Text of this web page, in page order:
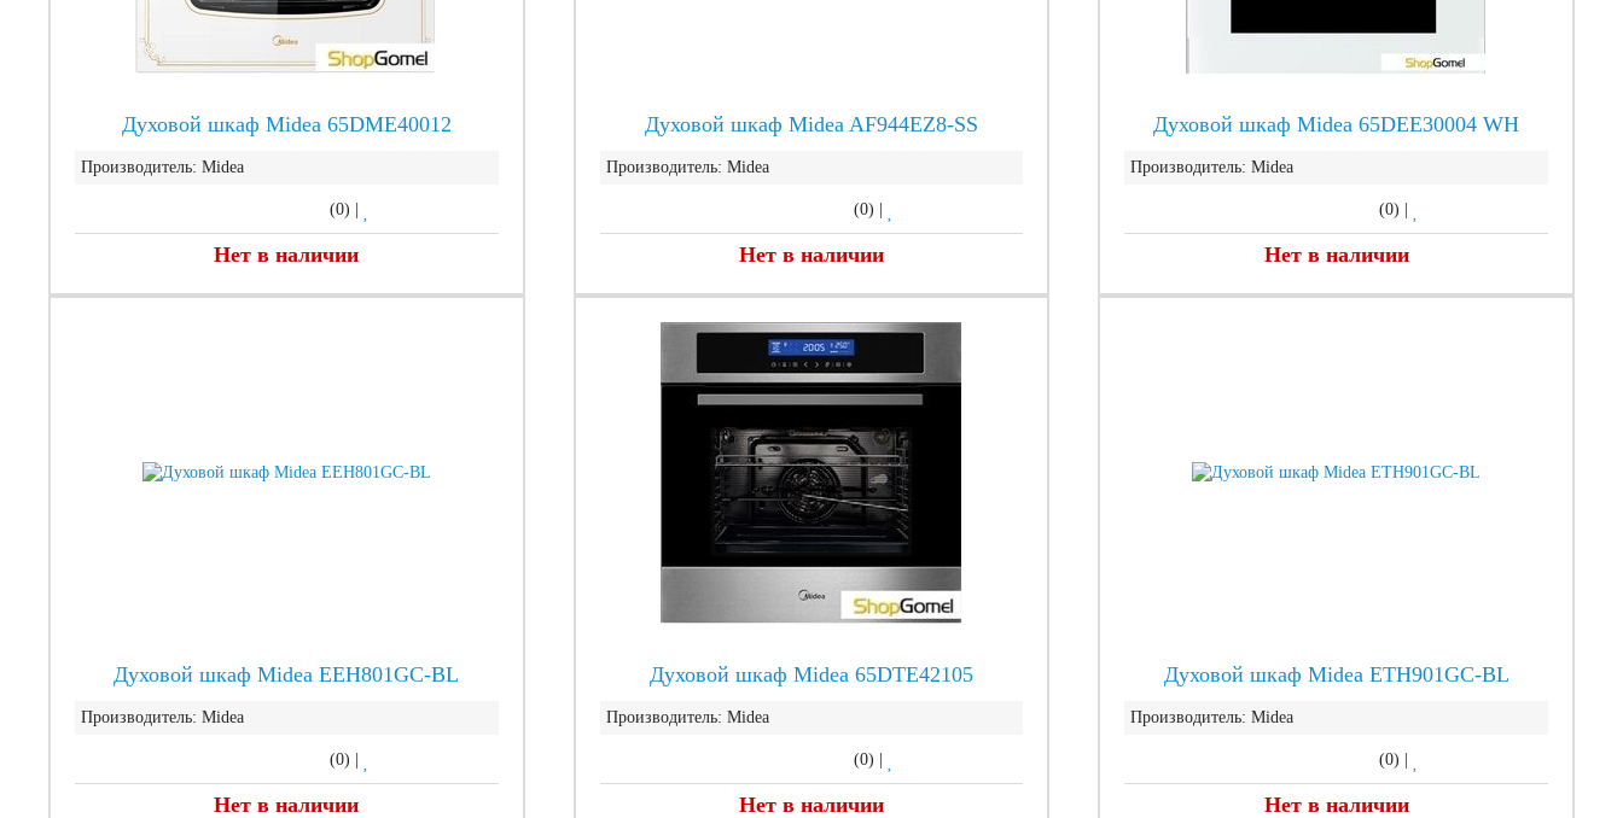
Духовой шкаф Midea 65DME40012
Производитель: Midea
(0)
Нет в наличии
Духовой шкаф Midea AF944EZ8-SS
Производитель: Midea
(0)
Нет в наличии
Духовой шкаф Midea 65DEE30004 WH
Производитель: Midea
(0)
Нет в наличии
Духовой шкаф Midea EEH801GC-BL
Производитель: Midea
(0)
Нет в наличии
Духовой шкаф Midea 65DTE42105
Производитель: Midea
(0)
Нет в наличии
Духовой шкаф Midea ETH901GC-BL
Производитель: Midea
(0)
Нет в наличии